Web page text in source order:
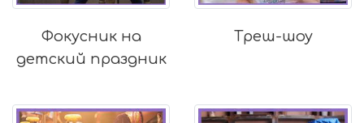
Фокусник на
детский праздник
Треш-шоу